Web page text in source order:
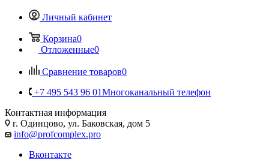
Личный кабинет
Корзина0
Отложенные0
Сравнение товаров0
+7 495 543 96 01Многоканальный телефон
Контактная информация
г. Одинцово, ул. Баковская, дом 5
info@profcomplex.pro
Вконтакте